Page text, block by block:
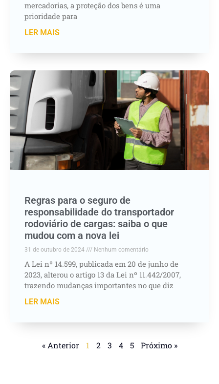
mercadorias, a proteção dos bens é uma
prioridade para
LER MAIS
Regras para o seguro de
responsabilidade do transportador
rodoviário de cargas: saiba o que
mudou com a nova lei
31 de outubro de 2024 Nenhum comentário
A Lei nº 14.599, publicada em 20 de junho de
2023, alterou o artigo 13 da Lei nº 11.442/2007,
trazendo mudanças importantes no que diz
LER MAIS
« Anterior 1 2 3 4 5 Próximo »